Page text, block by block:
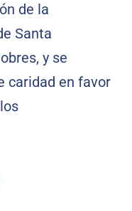
de la
Santa
y se
caridad en favor